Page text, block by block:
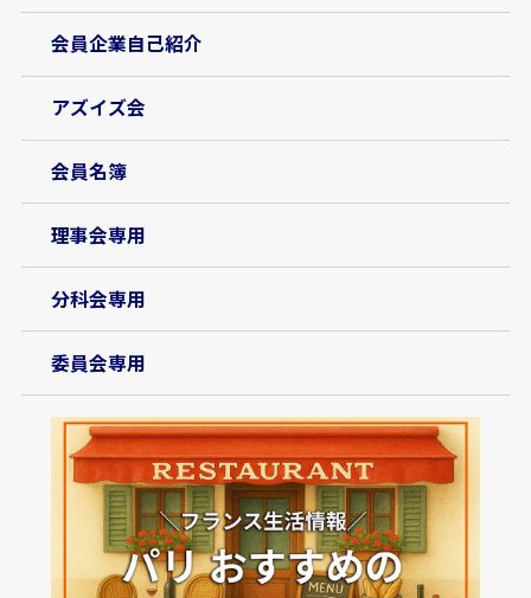
会員企業自己紹介
アズイズ会
会員名簿
理事会専用
分科会専用
委員会専用